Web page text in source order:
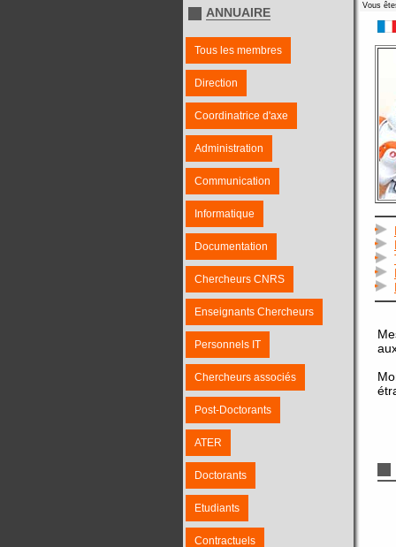
ANNUAIRE
Tous les membres
Direction
Coordinatrice d'axe
Administration
Communication
Informatique
Documentation
Chercheurs CNRS
Enseignants Chercheurs
Personnels IT
Chercheurs associés
Post-Doctorants
ATER
Doctorants
Etudiants
Contractuels
Vous